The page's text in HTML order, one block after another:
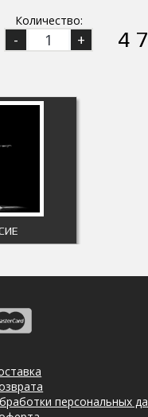
Количество:
4
персональных